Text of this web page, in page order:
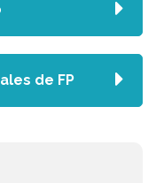
de FP